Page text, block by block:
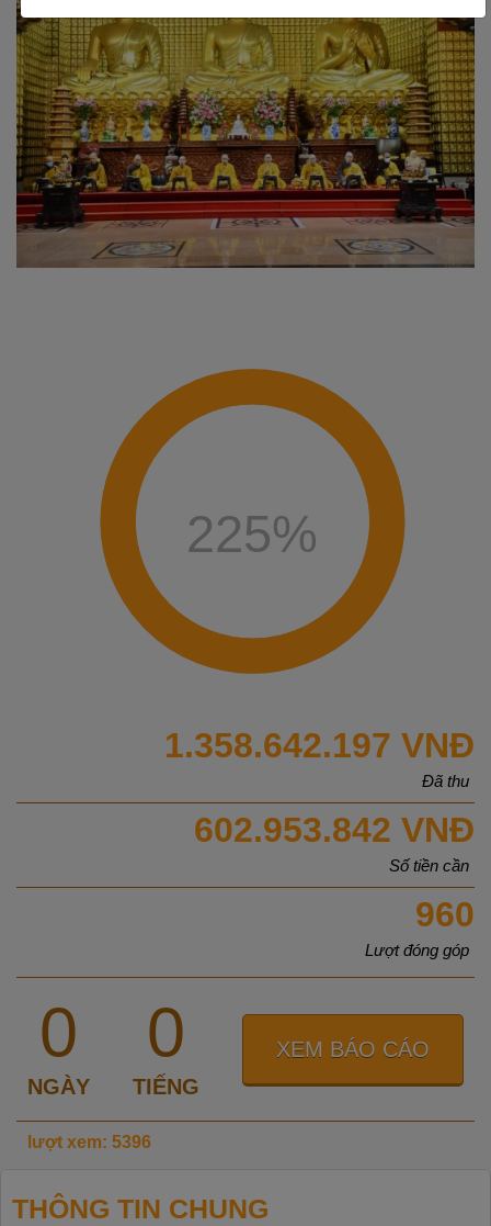
225%
1.358.642.197 VNĐ
Đã thu
602.953.842 VNĐ
Số tiền cần
960
Lượt đóng góp
0
NGÀY
0
TIẾNG
XEM BÁO CÁO
lượt xem: 5396
THÔNG TIN CHUNG